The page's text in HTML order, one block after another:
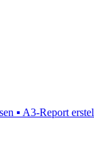
▪ A3-Report